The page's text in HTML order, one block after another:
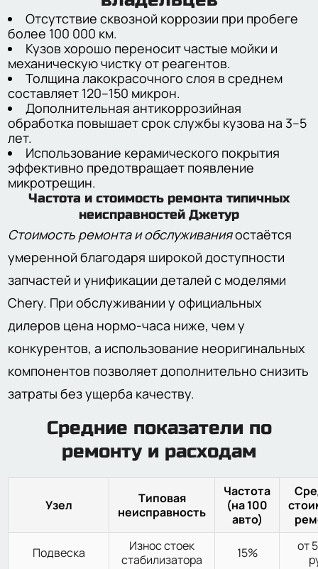
Отсутствие сквозной коррозии при пробеге
более 100 000 км.
Кузов хорошо переносит частые мойки и
механическую чистку от реагентов.
Толщина лакокрасочного слоя в среднем
составляет 120–150 микрон.
Дополнительная антикоррозийная
обработка повышает срок службы кузова на 3–5
лет.
Использование керамического покрытия
эффективно предотвращает появление
микротрещин.
Частота и стоимость ремонта типичных
неисправностей Джетур
Стоимость ремонта и обслуживанияостаётся
умеренной благодаря широкой доступности
запчастей и унификации деталей с моделями
Chery. При обслуживании у официальных
дилеров цена нормо-часа ниже, чем у
конкурентов, а использование неоригинальных
компонентов позволяет дополнительно снизить
затраты без ущерба качеству.
Средние показатели по
ремонту и расходам
Узел
Типовая
неисправность
Частота
(на 100
авто)
Подвеска
Износ стоек
стабилизатора
15%
от